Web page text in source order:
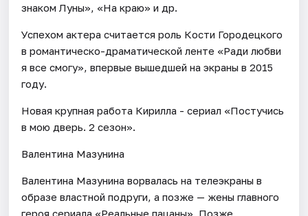
знаком Луны», «На краю» и др.
Успехом актера считается роль Кости Городецкого
в романтическо-драматической ленте «Ради любви
я все смогу», впервые вышедшей на экраны в 2015
году.
Новая крупная работа Кирилла - сериал «Постучись
в мою дверь. 2 сезон».
Валентина Мазунина
Валентина Мазунина ворвалась на телеэкраны в
образе властной подруги, а позже — жены главного
героя сериала «Реальные пацаны». Позже,